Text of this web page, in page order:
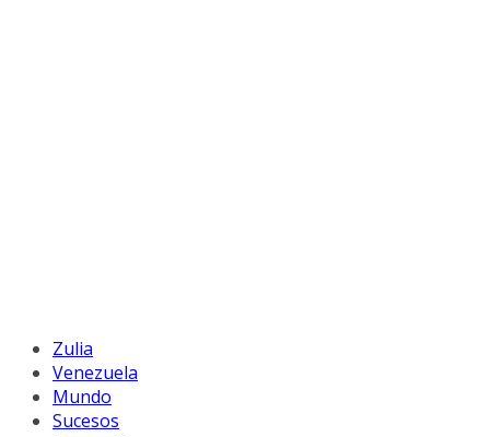
Zulia
Venezuela
Mundo
Sucesos